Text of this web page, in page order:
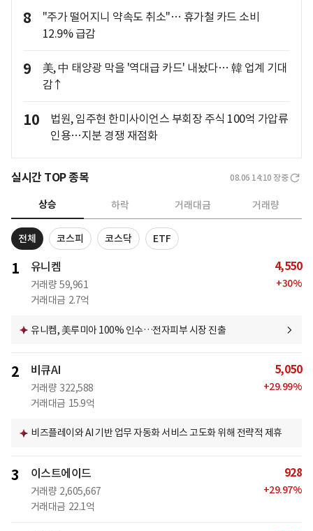
8
"주가 떨어지니 약속도 취소"… 휴가철 카드 소비
12.9% 급감
9
美, 中 태양광 막을 '역대급 카드' 내놨다… 韓 업계 기대
감↑
10
법원, 임주현 한미사이언스 부회장 주식 100억 가압류
인용…지분 경쟁 재점화
실시간 TOP 종목 08.06 14:10 장중
상승 하락 거래대금 거래량
전체 코스피 코스닥 ETF
1 유니켐
거래량 59,961
거래대금 2.7억
4,550
+30%
유니켐, 美루미아 100% 인수…전자피부 시장 진출
2 비큐AI
거래량 322,588
거래대금 15.9억
5,050
+29.99%
비즈플레이와 AI 기반 업무 자동화 서비스 고도화 위해 전략적 제휴
3 이스트에이드
거래량 2,605,667
거래대금 22.1억
928
+29.97%